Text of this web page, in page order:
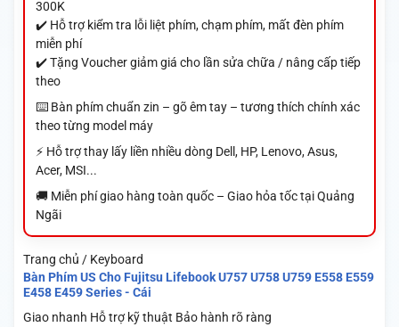
300K
✔️ Hỗ trợ kiểm tra lỗi liệt phím, chạm phím, mất đèn phím
miễn phí
✔️ Tặng Voucher giảm giá cho lần sửa chữa / nâng cấp tiếp
theo
⌨️ Bàn phím chuẩn zin – gõ êm tay – tương thích chính xác
theo từng model máy
⚡ Hỗ trợ thay lấy liền nhiều dòng Dell, HP, Lenovo, Asus,
Acer, MSI...
🚚 Miễn phí giao hàng toàn quốc – Giao hỏa tốc tại Quảng
Ngãi
Trang chủ / Keyboard
Bàn Phím US Cho Fujitsu Lifebook U757 U758 U759 E558 E559
E458 E459 Series - Cái
Giao nhanh Hỗ trợ kỹ thuật Bảo hành rõ ràng